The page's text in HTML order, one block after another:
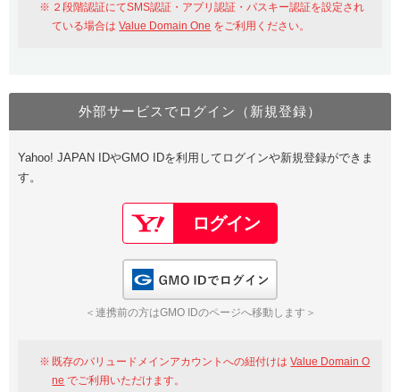
おすすめ One レンタルサーバーを含む最新の機能を使う方
Value Domain Oneにログイン
Google
GMO ID Amazon
※AmazonはValue Domain Oneのログイン画面へ遷移します
Value Domain Oneアカウント作成
以下でも登録可能
Google Yahoo!
GMO ID
２段階認証にてSMS認証・アプリ認証・パスキー認証を設定され
ている場合はValue Domain One をご利用ください。
外部サービスでログイン（新規登録）
Yahoo! JAPAN IDやGMO IDを利用してログインや新規登録ができま
す。
＜連携前の方はGMO IDのページへ移動します＞
既存のバリュードメインアカウントへの紐付けはValue Domain O
ne でご利用いただけます。